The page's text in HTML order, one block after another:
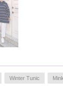
Winter Tunic